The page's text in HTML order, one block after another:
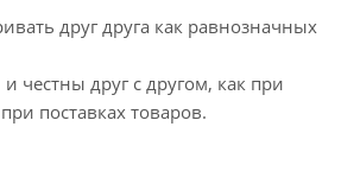
друг друга как равнозначных
честны друг с другом, как при
поставках товаров.